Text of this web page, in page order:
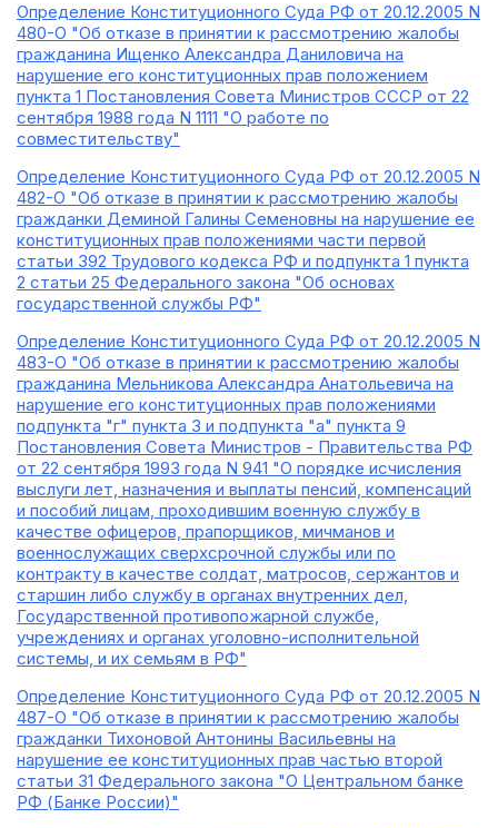
Определение Конституционного Суда РФ от 20.12.2005 N
480-О "Об отказе в принятии к рассмотрению жалобы
гражданина Ищенко Александра Даниловича на
нарушение его конституционных прав положением
пункта 1 Постановления Совета Министров СССР от 22
сентября 1988 года N 1111 "О работе по
совместительству"
Определение Конституционного Суда РФ от 20.12.2005 N
482-О "Об отказе в принятии к рассмотрению жалобы
гражданки Деминой Галины Семеновны на нарушение ее
конституционных прав положениями части первой
статьи 392 Трудового кодекса РФ и подпункта 1 пункта
2 статьи 25 Федерального закона "Об основах
государственной службы РФ"
Определение Конституционного Суда РФ от 20.12.2005 N
483-О "Об отказе в принятии к рассмотрению жалобы
гражданина Мельникова Александра Анатольевича на
нарушение его конституционных прав положениями
подпункта "г" пункта 3 и подпункта "а" пункта 9
Постановления Совета Министров - Правительства РФ
от 22 сентября 1993 года N 941 "О порядке исчисления
выслуги лет, назначения и выплаты пенсий, компенсаций
и пособий лицам, проходившим военную службу в
качестве офицеров, прапорщиков, мичманов и
военнослужащих сверхсрочной службы или по
контракту в качестве солдат, матросов, сержантов и
старшин либо службу в органах внутренних дел,
Государственной противопожарной службе,
учреждениях и органах уголовно-исполнительной
системы, и их семьям в РФ"
Определение Конституционного Суда РФ от 20.12.2005 N
487-О "Об отказе в принятии к рассмотрению жалобы
гражданки Тихоновой Антонины Васильевны на
нарушение ее конституционных прав частью второй
статьи 31 Федерального закона "О Центральном банке
РФ (Банке России)"